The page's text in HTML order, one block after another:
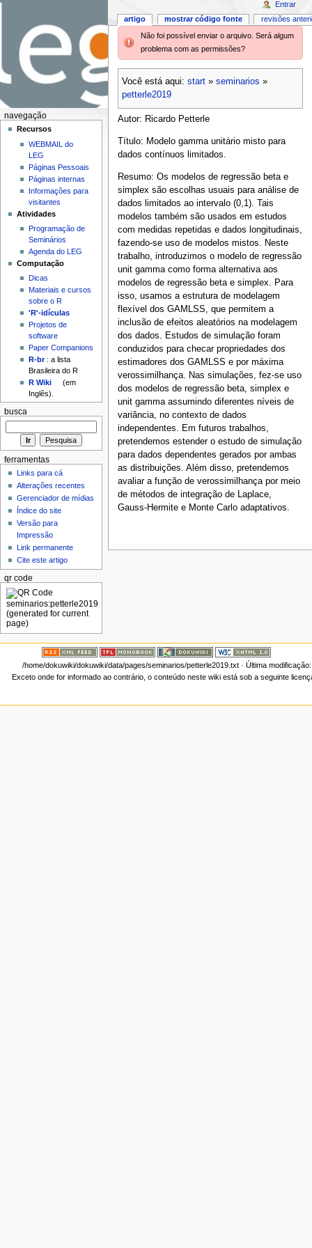
Não foi possível enviar o arquivo. Será algum
problema com as permissões?
Você está aqui: start» seminarios »
petterle2019
Autor: Ricardo Petterle
Título: Modelo gamma unitário misto para
dados contínuos limitados.
Resumo: Os modelos de regressão beta e
simplex são escolhas usuais para análise de
dados limitados ao intervalo (0,1). Tais
modelos também são usados em estudos
com medidas repetidas e dados longitudinais,
fazendo-se uso de modelos mistos. Neste
trabalho, introduzimos o modelo de regressão
unit gamma como forma alternativa aos
modelos de regressão beta e simplex. Para
isso, usamos a estrutura de modelagem
flexível dos GAMLSS, que permitem a
inclusão de efeitos aleatórios na modelagem
dos dados. Estudos de simulação foram
conduzidos para checar propriedades dos
estimadores dos GAMLSS e por máxima
verossimilhança. Nas simulações, fez-se uso
dos modelos de regressão beta, simplex e
unit gamma assumindo diferentes níveis de
variância, no contexto de dados
independentes. Em futuros trabalhos,
pretendemos estender o estudo de simulação
para dados dependentes gerados por ambas
as distribuições. Além disso, pretendemos
avaliar a função de verossimilhança por meio
de métodos de integração de Laplace,
Gauss-Hermite e Monte Carlo adaptativos.
artigo mostrar código fonte revisões
Entrar
navegação
Recursos
WEBMAIL do
LEG
Páginas Pessoais
Páginas internas
Informações para
visitantes
Atividades
Programação de
Seminários
Agenda do LEG
Computação
Dicas
Materiais e cursos
sobre o R
'R'-idículas
Projetos de
software
Paper Companions
R-br: a lista
Brasileira do R
R Wiki
(em
Inglês).
busca
ferramentas
Links para cá
Alterações recentes
Gerenciador de mídias
Índice do site
Versão para
Impressão
Link permanente
Cite este artigo
qr code
/home/dokuwiki/dokuwiki/data/pages/seminarios/petterle2019.txt· Última
Exceto onde for informado ao contrário, o conteúdo neste wiki está sob a seguinte